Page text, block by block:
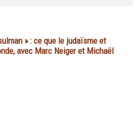
» : ce que le judaïsme et
avec Marc Neiger et Michaël